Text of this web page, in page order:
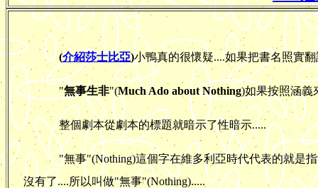
(介紹莎士比亞)小鴨真的很懷疑....如果把書名照實
"無事生非"(Much Ado about Nothing)如果按照涵義
整個劇本從劇本的標題就暗示了性暗示.....
"無事"(Nothing)這個字在維多利亞時代代表的就是
沒有了....所以叫做"無事"(Nothing).....